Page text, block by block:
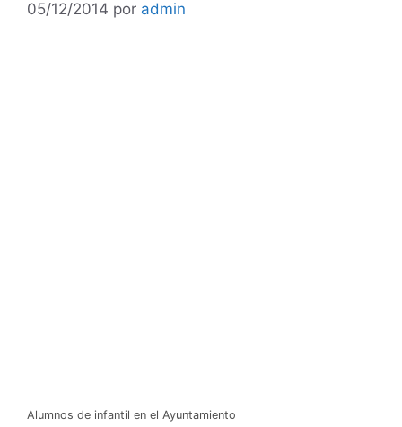
05/12/2014 por admin
Alumnos de infantil en el Ayuntamiento